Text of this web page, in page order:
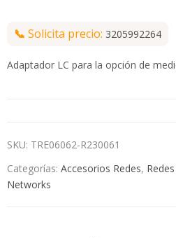
📞 Solicita precio: 3205992264
Adaptador LC para la opción de
SKU: TRE06062-R230061
Categorías: Accesorios Redes,
Networks